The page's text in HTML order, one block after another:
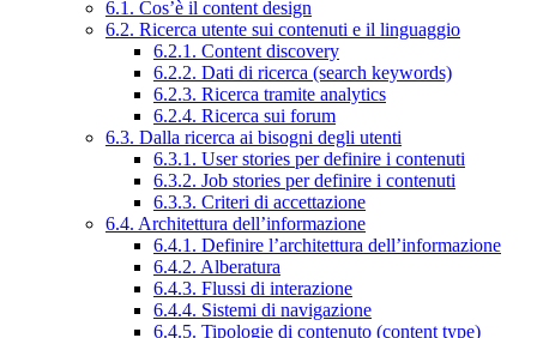
6.1. Cos’è il content design
6.2. Ricerca utente sui contenuti e il linguaggio
6.2.1. Content discovery
6.2.2. Dati di ricerca (search keywords)
6.2.3. Ricerca tramite analytics
6.2.4. Ricerca sui forum
6.3. Dalla ricerca ai bisogni degli utenti
6.3.1. User stories per definire i contenuti
6.3.2. Job stories per definire i contenuti
6.3.3. Criteri di accettazione
6.4. Architettura dell’informazione
6.4.1. Definire l’architettura dell’informazione
6.4.2. Alberatura
6.4.3. Flussi di interazione
6.4.4. Sistemi di navigazione
6.4.5. Tipologie di contenuto (content type)